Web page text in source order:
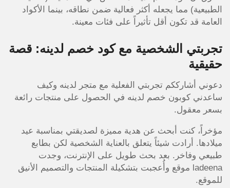
الطبيعية) مما يجعله أكثر فعالية ضمن نطاقه، بينما الأكواد
العامة قد تكون أقل تأثيراً على فئات معينة.
تجربتي الشخصية مع كود خصم لدينه: قصة
حقيقية
دعوني أشارككم تجربتي الفعلية مع متجر لدينه وكيف
ساعدني كوبون خصم لدينه في الحصول على منتجات رائعة
بسعر معقول.
مؤخراً، كنت أبحث عن هدية مميزة لصديقتي بمناسبة عيد
ميلادها. أرادت شيئاً يتعلق بالعناية الشخصية لكن بطابع
طبيعي وفاخر. بعد بحث طويل على الإنترنت، وجدت
ladeena موقع وأُعجبت بتشكيلة المنتجات والتصميم الأنيق
للموقع.